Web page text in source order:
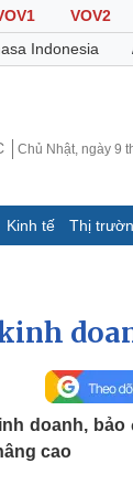
VOV2
Indonesia
Chủ Nhật, ngày 9
Kinh tế Thị
Cuộc
Hồ sơ
Thể thao
doanh,
cao